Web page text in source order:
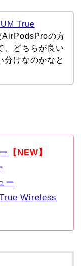
True
AirPodsProの方
、どちらが良い
分けなのかなと
【NEW】
ー
Wireless